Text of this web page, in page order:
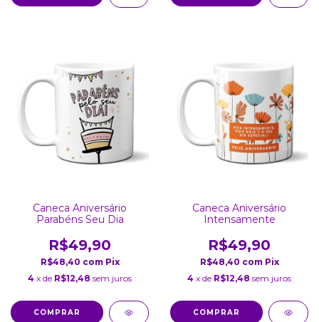
Caneca Aniversário
Parabéns Seu Dia
R$49,90
R$48,40 com Pix
4 x de R$12,48 sem juros
COMPRAR
Caneca Aniversário
Intensamente
R$49,90
R$48,40 com Pix
4 x de R$12,48 sem juros
COMPRAR